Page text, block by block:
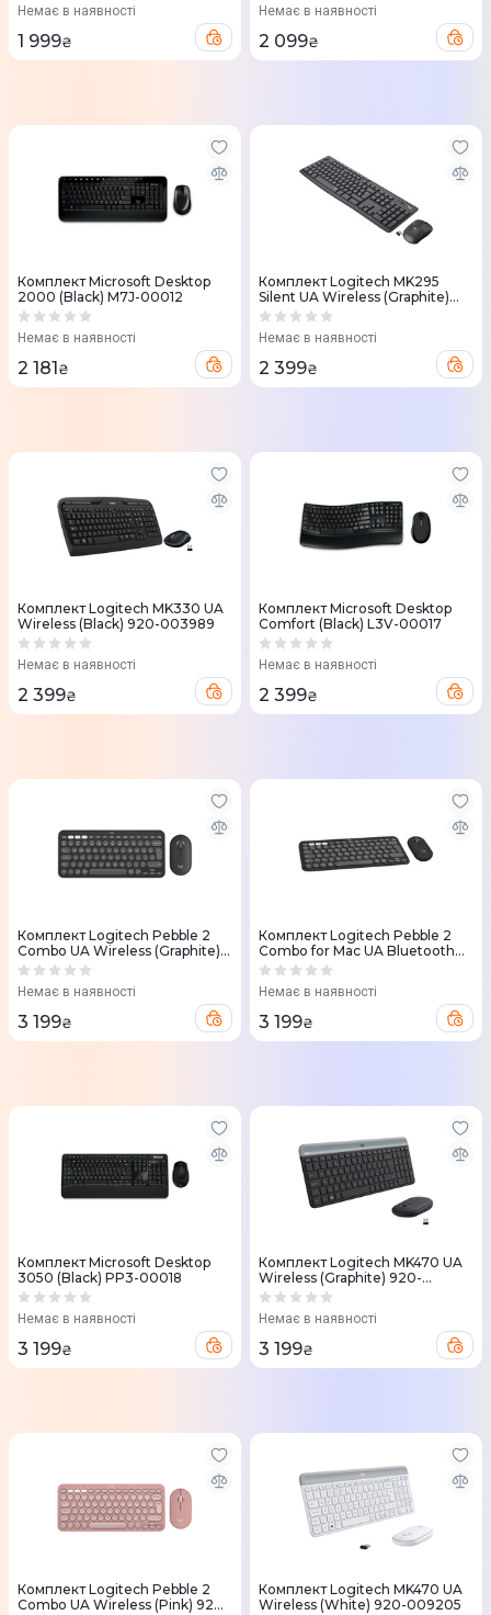
Немає в наявності
1 999₴
Немає в наявності
2 099₴
Комплект Microsoft Desktop
2000 (Black) M7J-00012
Немає в наявності
2 181₴
Комплект Logitech MK295
Silent UA Wireless (Graphite)
920-009800
Немає в наявності
2 399₴
Комплект Logitech MK330 UA
Wireless (Black) 920-003989
Немає в наявності
2 399₴
Комплект Microsoft Desktop
Comfort (Black) L3V-00017
Немає в наявності
2 399₴
Комплект Logitech Pebble 2
Combo UA Wireless (Graphite)
920-012239
Немає в наявності
3 199₴
Комплект Logitech Pebble 2
Combo for Mac UA Bluetooth
(Graphite) 920-012244
Немає в наявності
3 199₴
Комплект Microsoft Desktop
3050 (Black) PP3-00018
Немає в наявності
3 199₴
Комплект Logitech MK470 UA
Wireless (Graphite) 920-
009204
Немає в наявності
3 199₴
Комплект Logitech Pebble 2
Combo UA Wireless (Pink) 920-
Комплект Logitech MK470 UA
Wireless (White) 920-009205